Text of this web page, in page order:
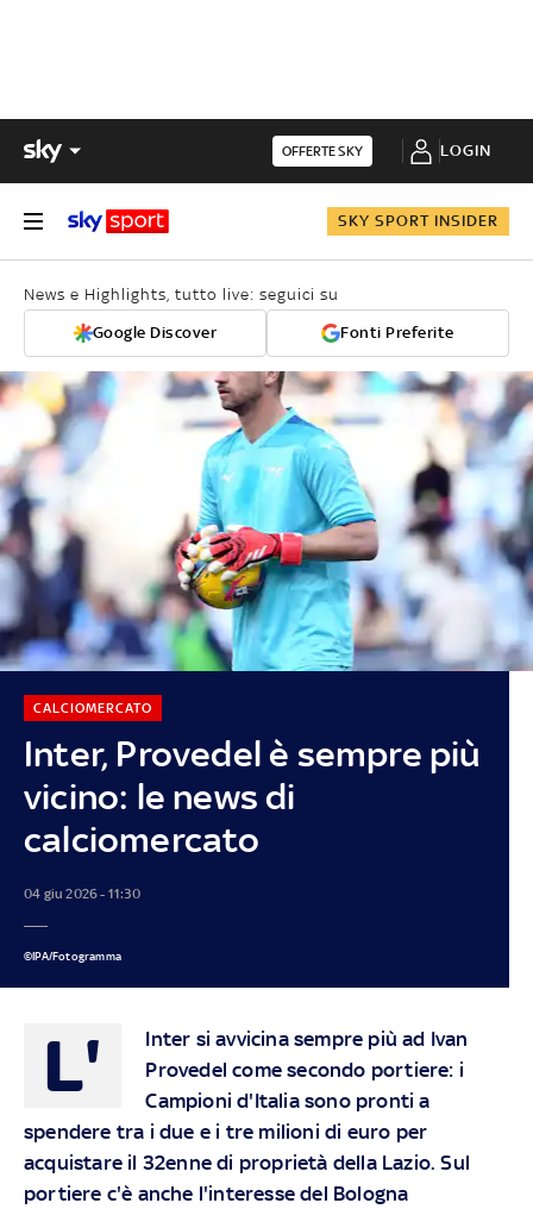
OFFERTE SKY LOGIN
SKY SPORT INSIDER
News e Highlights, tutto live: seguici su
Google Discover Fonti Preferite
Inter, Provedel è sempre più
vicino: le news di
calciomercato
CALCIOMERCATO
04 giu 2026 - 11:30
©IPA/Fotogramma
L'
Inter si avvicina sempre più ad Ivan
Provedel come secondo portiere: i
Campioni d'Italia sono pronti a
spendere tra i due e i tre milioni di euro per
acquistare il 32enne di proprietà della Lazio. Sul
portiere c'è anche l'interesse del Bologna